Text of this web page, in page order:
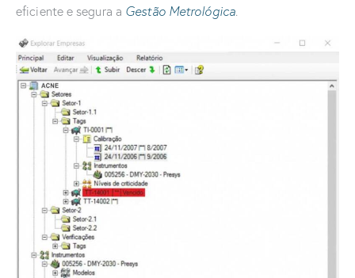
eficiente e segura a Gestão Metrológica.